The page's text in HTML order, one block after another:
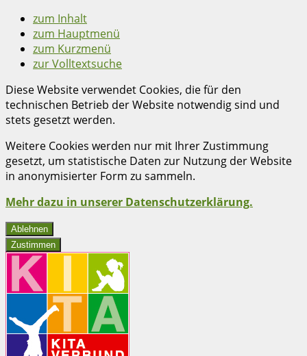
zum Inhalt
zum Hauptmenü
zum Kurzmenü
zur Volltextsuche
Diese Website verwendet Cookies, die für den
technischen Betrieb der Website notwendig sind und
stets gesetzt werden.
Weitere Cookies werden nur mit Ihrer Zustimmung
gesetzt, um statistische Daten zur Nutzung der Website
in anonymisierter Form zu sammeln.
Mehr dazu in unserer Datenschutzerklärung.
Ablehnen
Zustimmen